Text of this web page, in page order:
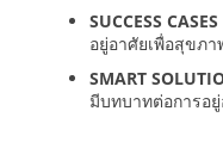
SUCCESS CASES
อยู่อาศัยเพื่อสุขภ
SMART
มีบทบาทต่อการอ